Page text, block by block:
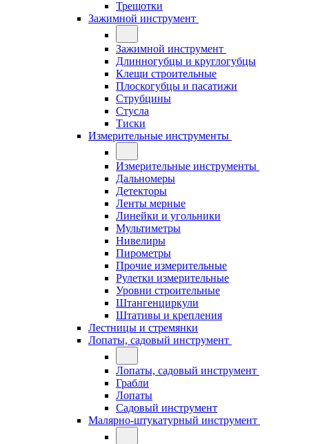
Трещотки
Зажимной инструмент
Зажимной инструмент
Длинногубцы и круглогубцы
Клещи строительные
Плоскогубцы и пасатижи
Струбцины
Стусла
Тиски
Измерительные инструменты
Измерительные инструменты
Дальномеры
Детекторы
Ленты мерные
Линейки и угольники
Мультиметры
Нивелиры
Пирометры
Прочие измерительные
Рулетки измерительные
Уровни строительные
Штангенциркули
Штативы и крепления
Лестницы и стремянки
Лопаты, садовый инструмент
Лопаты, садовый инструмент
Грабли
Лопаты
Садовый инструмент
Малярно-штукатурный инструмент